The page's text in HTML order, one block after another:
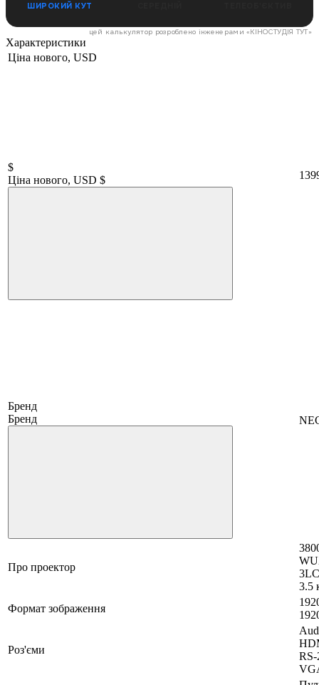
ШИРОКИЙ КУТ
цей калькулятор розроблено інженерами «КІНОСТУДІЯ ТУТ»
Характеристики
Ціна нового, USD
$
Ціна нового, USD $
Бренд
Бренд
Про проектор
3.5
Формат зображення
Роз'єми